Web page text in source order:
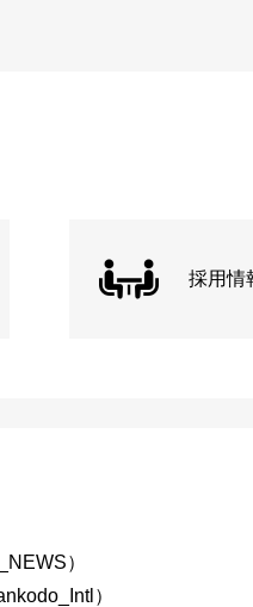
採用情
）
）